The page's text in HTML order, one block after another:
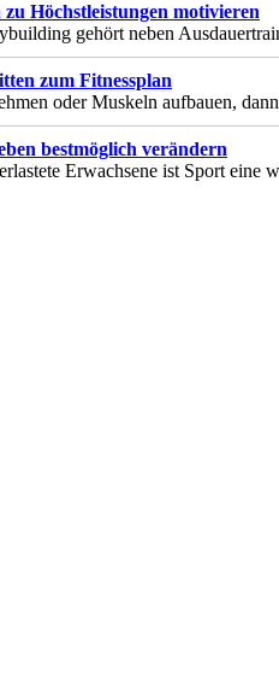
zu Höchstleistungen motivieren
gehört neben
zum Fitnessplan
oder Muskeln aufbauen,
bestmöglich verändern
Erwachsene ist Sport